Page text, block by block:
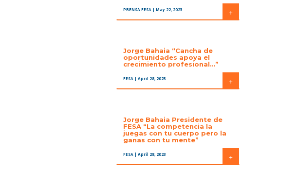
PRENSA FESA | May 22, 2023 +
Jorge Bahaia “Cancha de
oportunidades apoya el
crecimiento profesional…”
FESA | April 28, 2023 +
Jorge Bahaia Presidente de
FESA “La competencia la
juegas con tu cuerpo pero la
ganas con tu mente”
FESA | April 28, 2023 +